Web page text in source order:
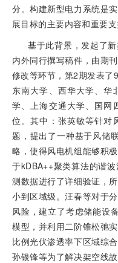
分。构建新型电力系统是
展目标的主要内容和重要
基于此背景，发起了
内外同行撰写稿件，由期
修改等环节，第2期发表了
东南大学、西华大学、华
学、上海交通大学、国网
位。其中：张英敏等针对
题，提出了一种基于风储
略，使得风电机组能够积
于kDBA++聚类算法的谐
测数据进行了详细验证，
小到区域级。汪春等对于
风险，建立了考虑储能设
模型，并利用二阶锥松弛
比例光伏渗透率下区域综
孙银锋等为了解决架空线